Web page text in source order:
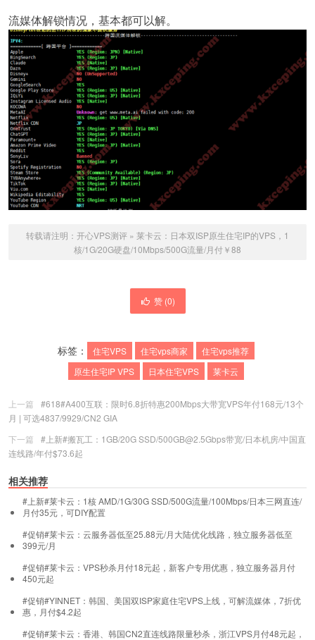
流媒体解锁情况，基本都可以解。
转载请注明： 开心VPS测评 » 莱卡云：日本双ISP原生住宅IP的VPS，1
核/1G/20G硬盘/10Mbps/500G流量/月付￥88
赞 (0)
标签： 住宅VPS 住宅vps商家
住宅vps推荐
原生住宅IP VPS
日本住宅VPS 莱卡云
上一篇
#618#A400互联：限时6.8折特惠200Mbps大带宽VPS年付168元/13个
月 | 可选4837/9929/CN2 GIA
下一篇
#上新#搬瓦工：1GB/20G SSD/500GB@2.5Gbps带宽/日本机房/中国直
连线路/年付$73.6起
相关推荐
#上新#莱卡云：1核 AMD/1G/30G SSD/500G流量/100Mbps/日本三网直连/
月付35元，可DIY配置
#促销#莱卡云：云服务器低至25.88元/月大陆优化线路，独立服务器低至
399元/月
#促销#莱卡云：VPS秒杀月付18元起，新客户专用优惠，独立服务器月付
450元起
#促销#YINNET：韩国、美国双ISP家庭住宅VPS上线，可解流媒体，7折优
惠，月付$4.2起
#促销#莱卡云：香港、韩国CN2直连线路限量秒杀，浙江VPS月付48元起，